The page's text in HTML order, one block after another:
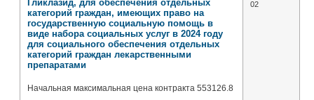
Гликлазид, для обеспечения отдельных
категорий граждан, имеющих право на
государственную социальную помощь в
виде набора социальных услуг в 2024 году
для социального обеспечения отдельных
категорий граждан лекарственными
препаратами
Начальная максимальная цена контракта 553126.8
02